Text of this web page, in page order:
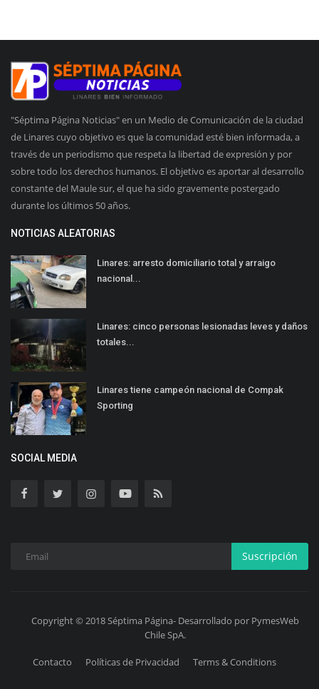
"Séptima Página Noticias" en un Medio de Comunicación de la ciudad
de Linares cuyo objetivo es que la comunidad esté bien informada, a
través de un periodismo que respeta la libertad de expresión y por
sobre todo los derechos humanos. El objetivo es aportar al desarrollo
constante del Maule sur, el que ha sido gravemente postergado
durante los últimos 50 años.
NOTICIAS ALEATORIAS
Linares: arresto domiciliario total y arraigo
nacional...
Linares: cinco personas lesionadas leves y daños
totales...
Linares tiene campeón nacional de Compak
Sporting
SOCIAL MEDIA
Suscripción
Copyright © 2018 Séptima Página- Desarrollado por PymesWeb
Chile SpA.
Contacto Políticas de Privacidad Terms & Conditions